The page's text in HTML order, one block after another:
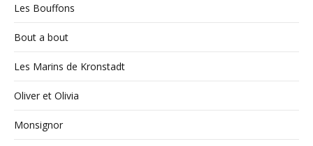
Les Bouffons
Bout a bout
Les Marins de Kronstadt
Oliver et Olivia
Monsignor